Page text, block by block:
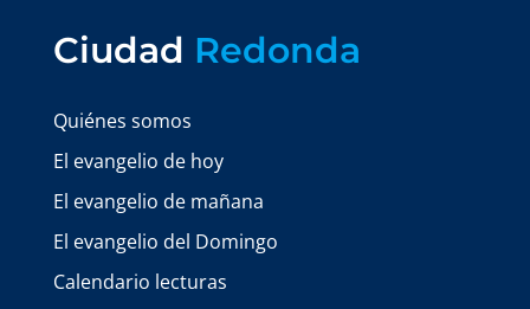
Ciudad Redonda
Quiénes somos
El evangelio de hoy
El evangelio de mañana
El evangelio del Domingo
Calendario lecturas